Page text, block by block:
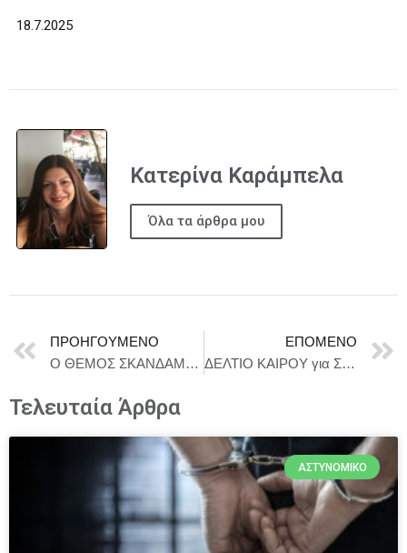
18.7.2025
Κατερίνα Καράμπελα
Όλα τα άρθρα μου
ΠΡΟΗΓΟΎΜΕΝΟ
Ο ΘΕΜΟΣ ΣΚΑΝΔΑΜΗΣ ΠΑΡΟΥΣΙΑΖΕΙ ΤΟ ΝΕΟ ΤΟΥ ΤΡΑΓΟΥΔΙ “ΜΑΡΓΑΡΙΤΑ”.
ΕΠΌΜΕΝΟ
ΔΕΛΤΙΟ ΚΑΙΡΟΥ για Σάββατο 19/7
Τελευταία Άρθρα
ΑΣΤΥΝΟΜΙΚΌ